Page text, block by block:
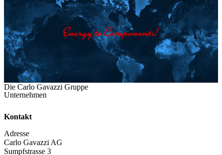
Die Carlo Gavazzi Gruppe
Unternehmen
Kontakt
Adresse
Carlo Gavazzi AG
Sumpfstrasse 3